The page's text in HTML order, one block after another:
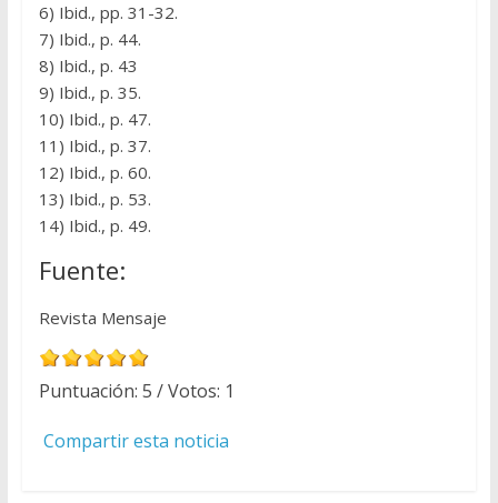
6) Ibid., pp. 31-32.
7) Ibid., p. 44.
8) Ibid., p. 43
9) Ibid., p. 35.
10) Ibid., p. 47.
11) Ibid., p. 37.
12) Ibid., p. 60.
13) Ibid., p. 53.
14) Ibid., p. 49.
Fuente:
Revista Mensaje
Puntuación: 5 / Votos: 1
Compartir esta noticia